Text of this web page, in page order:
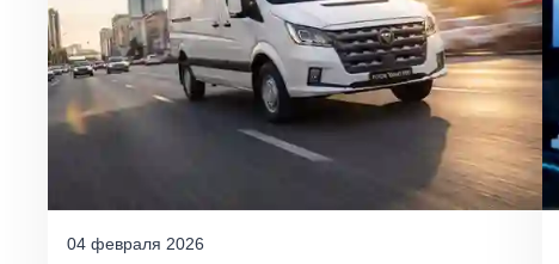
04 февраля 2026